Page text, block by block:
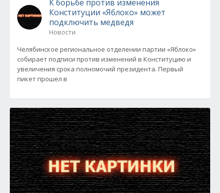
К борьбе против изменения
Конституции «Яблоко» может
подключить медведя
Новости
Челябинское региональное отделении партии «Яблоко»
собирает подписи против изменений в Конституцию и
увеличения срока полномочий президента. Первый
пикет прошел в